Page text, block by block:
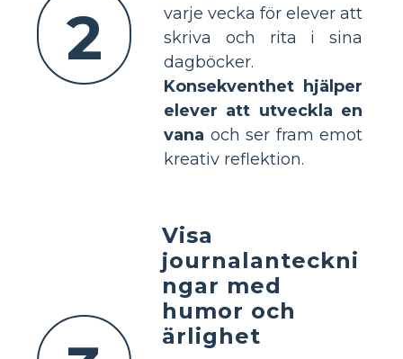
2
varje vecka för elever att
skriva och rita i sina
dagböcker.
Konsekventhet hjälper
elever att utveckla en
vana och ser fram emot
kreativ reflektion.
Visa
journalanteckni
ngar med
humor och
ärlighet